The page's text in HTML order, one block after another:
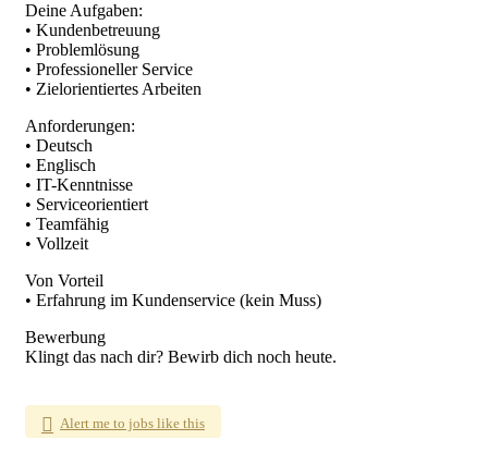
Deine Aufgaben:
• Kundenbetreuung
• Problemlösung
• Professioneller Service
• Zielorientiertes Arbeiten
Anforderungen:
• Deutsch
• Englisch
• IT-Kenntnisse
• Serviceorientiert
• Teamfähig
• Vollzeit
Von Vorteil
• Erfahrung im Kundenservice (kein Muss)
Bewerbung
Klingt das nach dir? Bewirb dich noch heute.
Alert me to jobs like this